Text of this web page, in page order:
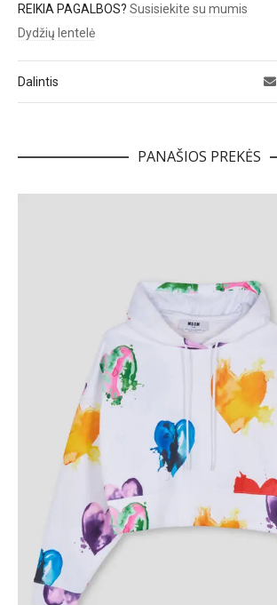
REIKIA PAGALBOS? Susisiekite su mumis
Dydžių lentelė
Dalintis
PANAŠIOS PREKĖS